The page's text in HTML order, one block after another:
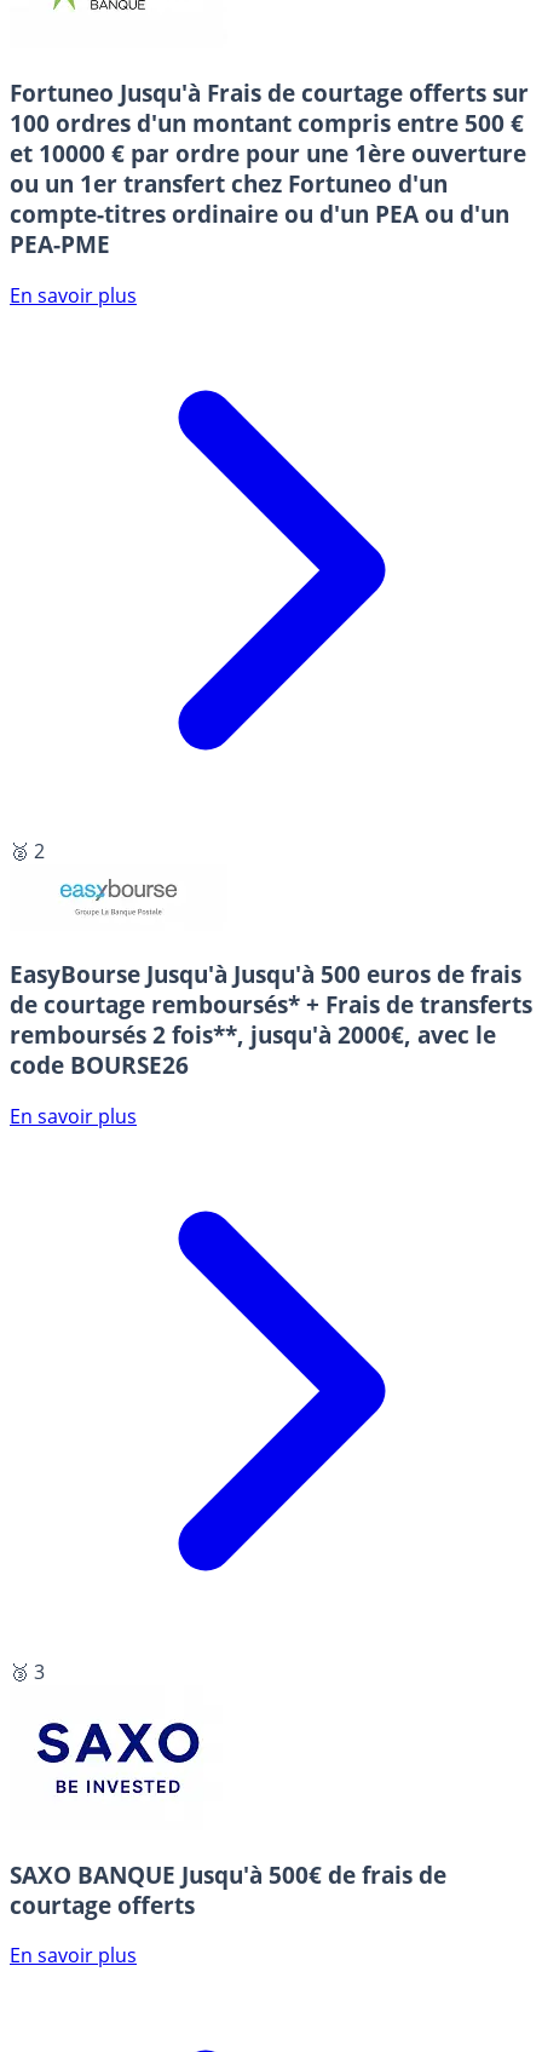
Fortuneo Jusqu'à Frais de courtage offerts sur
100 ordres d'un montant compris entre 500 €
et 10000 € par ordre pour une 1ère ouverture
ou un 1er transfert chez Fortuneo d'un
compte-titres ordinaire ou d'un PEA ou d'un
PEA-PME
En savoir plus
🥈 2
EasyBourse Jusqu'à Jusqu'à 500 euros de frais
de courtage remboursés* + Frais de transferts
remboursés 2 fois**, jusqu'à 2000€, avec le
code BOURSE26
En savoir plus
🥉 3
SAXO BANQUE Jusqu'à 500€ de frais de
courtage offerts
En savoir plus